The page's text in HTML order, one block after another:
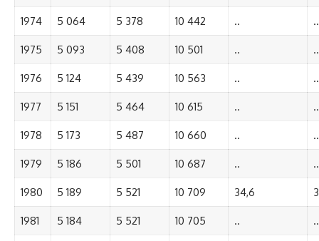
1974 5 064 5 378 10 442 .. ..
1975 5 093 5 408 10 501 .. ..
1976 5 124 5 439 10 563 .. ..
1977 5 151 5 464 10 615 .. ..
1978 5 173 5 487 10 660 .. ..
1979 5 186 5 501 10 687 .. ..
1980 5 189 5 521 10 709 34,6
1981 5 184 5 521 10 705 .. ..